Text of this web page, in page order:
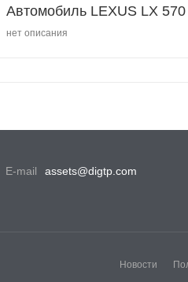
Автомобиль LEXUS LX 570
нет описания
E-mail assets@digtp.com
Новости